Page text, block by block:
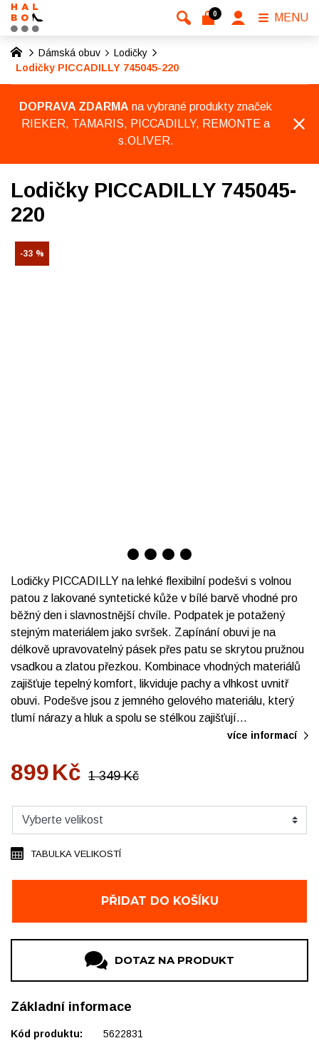
Dámská obuv
Lodičky
Lodičky PICCADILLY 745045-220
DOPRAVA ZDARMA na vybrané produkty značek
RIEKER, TAMARIS, PICCADILLY, REMONTE a
s.OLIVER.
Lodičky PICCADILLY 745045-
220
-33 %
Lodičky PICCADILLY na lehké flexibilní podešvi s volnou
patou z lakované syntetické kůže v bílé barvě vhodné pro
běžný den i slavnostnější chvíle. Podpatek je potažený
stejným materiálem jako svršek. Zapínání obuvi je na
délkově upravovatelný pásek přes patu se skrytou pružnou
vsadkou a zlatou přezkou. Kombinace vhodných materiálů
zajišťuje tepelný komfort, likviduje pachy a vlhkost uvnitř
obuvi. Podešve jsou z jemného gelového materiálu, který
tlumí nárazy a hluk a spolu se stélkou zajišťují…
více informací
899Kč 1 349 Kč
PŘIDAT DO KOŠÍKU
TABULKA VELIKOSTÍ
DOTAZ NA PRODUKT
Základní informace
Kód produktu: 5622831
0 MENU